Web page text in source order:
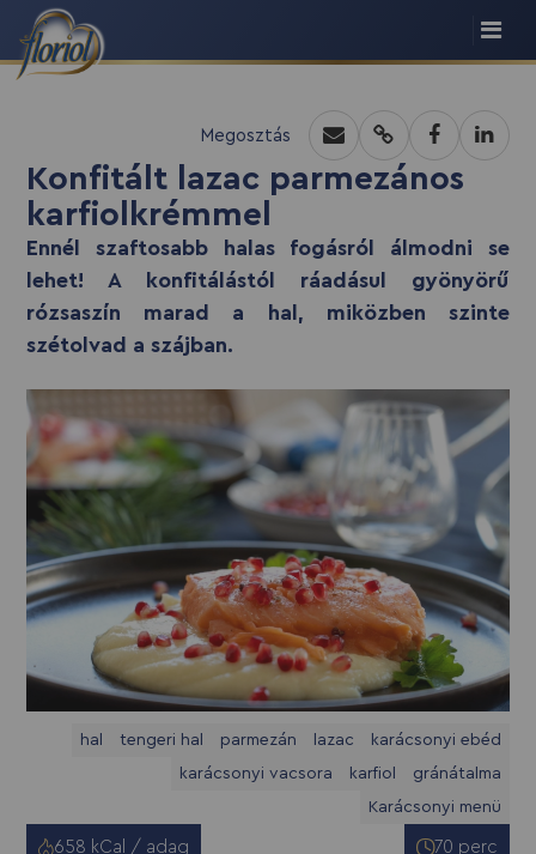
recept script
Megosztás
Konfitált lazac parmezános
karfiolkrémmel
Ennél szaftosabb halas fogásról álmodni se
lehet! A konfitálástól ráadásul gyönyörű
rózsaszín marad a hal, miközben szinte
szétolvad a szájban.
658 kCal / adag 70 perc
hal tengeri hal parmezán lazac
karácsonyi ebéd
karácsonyi vacsora
karfiol
gránátalma
Karácsonyi menü